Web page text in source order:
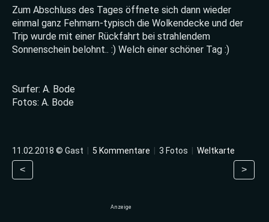
Zum Abschluss des Tages öffnete sich dann wieder
einmal ganz Fehmarn-typisch die Wolkendecke und der
Trip wurde mit einer Rückfahrt bei strahlendem
Sonnenschein belohnt.. :) Welch einer schöner Tag :)
Surfer: A. Bode
Fotos: A. Bode
11.02.2018 © Gast 5 Kommentare 3 Fotos Weltkarte
< >